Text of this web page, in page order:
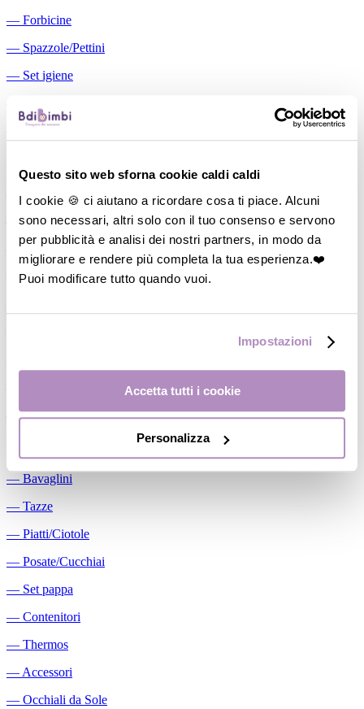
Questo sito web sforna cookie caldi caldi
I cookie 🍪 ci aiutano a ricordare cosa ti piace. Alcuni
sono necessari, altri solo con il tuo consenso e servono
per pubblicità e analisi dei nostri partners, in modo da
migliorare e rendere più completa la tua esperienza.❤️
Puoi modificare tutto quando vuoi.
Impostazioni
Accetta tutti i cookie
Personalizza
― Forbicine
― Spazzole/Pettini
― Set igiene
Aspiratori nasali manuali
―
Cuscini allattamento
―Biberon
―
Tettarelle
―Succhietti
Conservalatte Materno
―Massaggiagengive
― Bavaglini
― Tazze
― Piatti/Ciotole
― Posate/Cucchiai
― Set pappa
― Contenitori
― Thermos
― Accessori
― Occhiali da Sole